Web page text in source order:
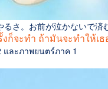
さ。お前が泣かないで済
ก็จะทำ ถ้ามันจะทำให้เ
และภาพยนตร์ภาค 1